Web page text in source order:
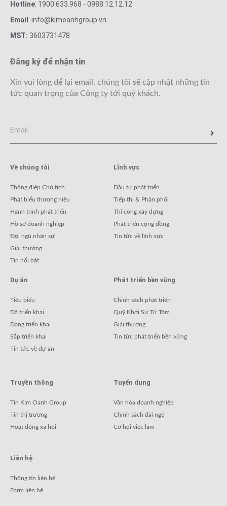
Hotline: 1900.633.968 - 0988.12.12.12
Email : info@kimoanhgroup.vn
MST: 3603731478
Đăng ký để nhận tin
Xin vui lòng để lại email, chúng tôi sẽ cập nhật những tin
tức quan trọng của Công ty tới quý khách.
Về chúng tôi
Thông điệp Chủ tịch
Phát biểu thương hiệu
Hành trình phát triển
Hồ sơ doanh nghiệp
Đội ngũ nhân sự
Giải thưởng
Tin nổi bật
Lĩnh vực
Đầu tư phát triển
Tiếp thị & Phân phối
Thi công xây dựng
Phát triển cộng đồng
Tin tức về lĩnh vực
Dự án
Tiêu biểu
Đã triển khai
Đang triển khai
Sắp triển khai
Tin tức về dự án
Phát triển bền vững
Chinh sách phát triển
Quỹ Khởi Sự Từ Tâm
Giải thưởng
Tin tức phát triển bền vững
Truyền thông
Tin Kim Oanh Group
Tin thị trường
Hoạt động xã hội
Tuyển dụng
Văn hóa doanh nghiệp
Chính sách đãi ngộ
Cơ hội việc làm
Liên hệ
Thông tin liên hệ
Form liên hệ